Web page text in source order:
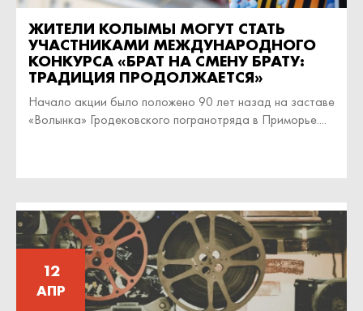
ЖИТЕЛИ КОЛЫМЫ МОГУТ СТАТЬ
УЧАСТНИКАМИ МЕЖДУНАРОДНОГО
КОНКУРСА «БРАТ НА СМЕНУ БРАТУ:
ТРАДИЦИЯ ПРОДОЛЖАЕТСЯ»
Начало акции было положено 90 лет назад на заставе
«Волынка» Гродековского погранотряда в Приморье....
12
АПР